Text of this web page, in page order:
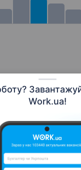
Work.ua!